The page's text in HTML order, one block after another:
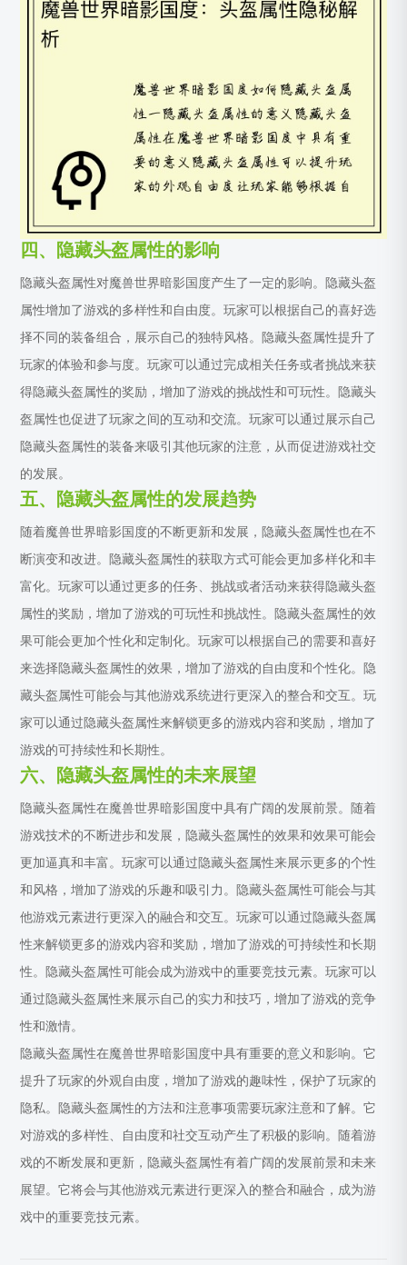
四、隐藏头盔属性的影响
隐藏头盔属性对魔兽世界暗影国度产生了一定的影响。隐藏头盔
属性增加了游戏的多样性和自由度。玩家可以根据自己的喜好选
择不同的装备组合，展示自己的独特风格。隐藏头盔属性提升了
玩家的体验和参与度。玩家可以通过完成相关任务或者挑战来获
得隐藏头盔属性的奖励，增加了游戏的挑战性和可玩性。隐藏头
盔属性也促进了玩家之间的互动和交流。玩家可以通过展示自己
隐藏头盔属性的装备来吸引其他玩家的注意，从而促进游戏社交
的发展。
五、隐藏头盔属性的发展趋势
随着魔兽世界暗影国度的不断更新和发展，隐藏头盔属性也在不
断演变和改进。隐藏头盔属性的获取方式可能会更加多样化和丰
富化。玩家可以通过更多的任务、挑战或者活动来获得隐藏头盔
属性的奖励，增加了游戏的可玩性和挑战性。隐藏头盔属性的效
果可能会更加个性化和定制化。玩家可以根据自己的需要和喜好
来选择隐藏头盔属性的效果，增加了游戏的自由度和个性化。隐
藏头盔属性可能会与其他游戏系统进行更深入的整合和交互。玩
家可以通过隐藏头盔属性来解锁更多的游戏内容和奖励，增加了
游戏的可持续性和长期性。
六、隐藏头盔属性的未来展望
隐藏头盔属性在魔兽世界暗影国度中具有广阔的发展前景。随着
游戏技术的不断进步和发展，隐藏头盔属性的效果和效果可能会
更加逼真和丰富。玩家可以通过隐藏头盔属性来展示更多的个性
和风格，增加了游戏的乐趣和吸引力。隐藏头盔属性可能会与其
他游戏元素进行更深入的融合和交互。玩家可以通过隐藏头盔属
性来解锁更多的游戏内容和奖励，增加了游戏的可持续性和长期
性。隐藏头盔属性可能会成为游戏中的重要竞技元素。玩家可以
通过隐藏头盔属性来展示自己的实力和技巧，增加了游戏的竞争
性和激情。
隐藏头盔属性在魔兽世界暗影国度中具有重要的意义和影响。它
提升了玩家的外观自由度，增加了游戏的趣味性，保护了玩家的
隐私。隐藏头盔属性的方法和注意事项需要玩家注意和了解。它
对游戏的多样性、自由度和社交互动产生了积极的影响。随着游
戏的不断发展和更新，隐藏头盔属性有着广阔的发展前景和未来
展望。它将会与其他游戏元素进行更深入的整合和融合，成为游
戏中的重要竞技元素。